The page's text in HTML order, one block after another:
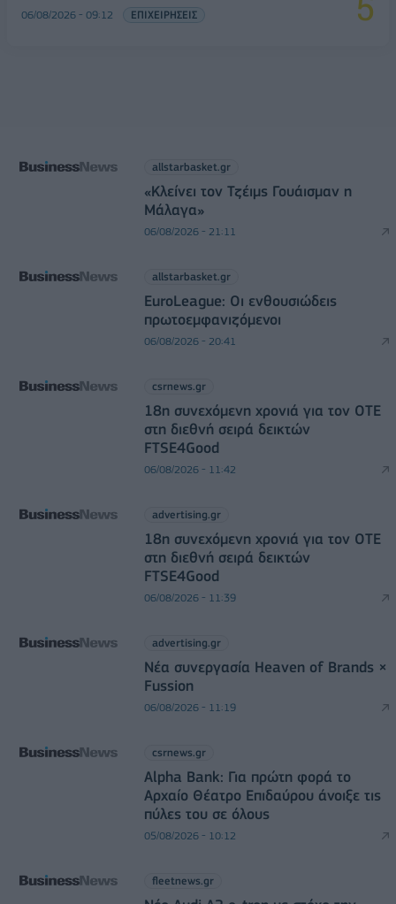
06/08/2026 - 09:12 ΕΠΙΧΕΙΡΗΣΕΙΣ
allstarbasket.gr
«Κλείνει τον Τζέιμς Γουάισμαν η
Μάλαγα»
06/08/2026 - 21:11
allstarbasket.gr
EuroLeague: Οι ενθουσιώδεις
πρωτοεμφανιζόμενοι
06/08/2026 - 20:41
csrnews.gr
18η συνεχόμενη χρονιά για τον ΟΤΕ
στη διεθνή σειρά δεικτών
FTSE4Good
06/08/2026 - 11:42
advertising.gr
18η συνεχόμενη χρονιά για τον ΟΤΕ
στη διεθνή σειρά δεικτών
FTSE4Good
06/08/2026 - 11:39
advertising.gr
Νέα συνεργασία Heaven of Brands ×
Fussion
06/08/2026 - 11:19
csrnews.gr
Alpha Bank: Για πρώτη φορά το
Αρχαίο Θέατρο Επιδαύρου άνοιξε τις
πύλες του σε όλους
05/08/2026 - 10:12
fleetnews.gr